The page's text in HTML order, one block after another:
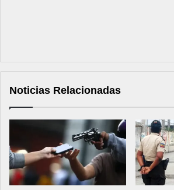
Noticias Relacionadas